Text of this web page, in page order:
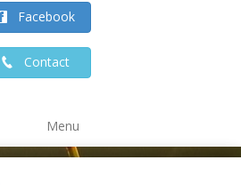
Facebook
Contact
Menu